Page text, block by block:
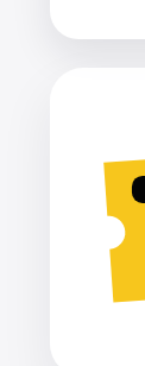
Рейтинги